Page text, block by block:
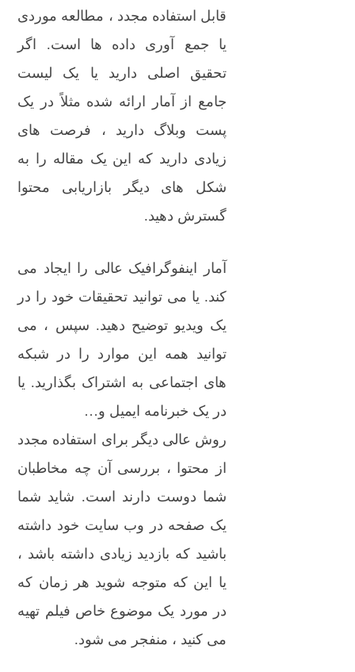
قابل استفاده مجدد ، مطالعه موردی
یا جمع آوری داده ها است. اگر
تحقیق اصلی دارید یا یک لیست
جامع از آمار ارائه شده مثلاً در یک
پست وبلاگ دارید ، فرصت های
زیادی دارید که این یک مقاله را به
شکل های دیگر بازاریابی محتوا
گسترش دهید.
آمار اینفوگرافیک عالی را ایجاد می
کند. یا می توانید تحقیقات خود را در
یک ویدیو توضیح دهید. سپس ، می
توانید همه این موارد را در شبکه
های اجتماعی به اشتراک بگذارید. یا
در یک خبرنامه ایمیل و…
روش عالی دیگر برای استفاده مجدد
از محتوا ، بررسی آن چه مخاطبان
شما دوست دارند است. شاید شما
یک صفحه در وب سایت خود داشته
باشید که بازدید زیادی داشته باشد ،
یا این که متوجه شوید هر زمان که
در مورد یک موضوع خاص فیلم تهیه
می کنید ، منفجر می شود.